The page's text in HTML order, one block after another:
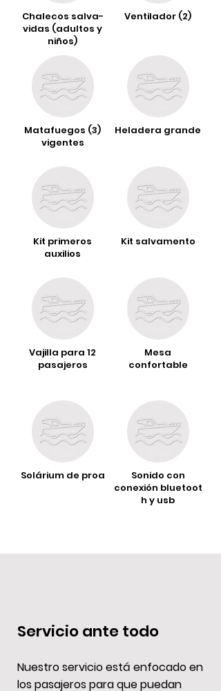
Chalecos salva-
vidas (adultos y
niños)
Matafuegos (3)
vigentes
Ventilador (2)
Heladera grande
Kit primeros
auxilios
Kit salvamento
Vajilla para 12
pasajeros
Mesa
confortable
Solárium de proa
Sonido con
conexión bluetoot
h y usb
Servicio ante todo
Nuestro servicio está enfocado en
los pasajeros para que puedan